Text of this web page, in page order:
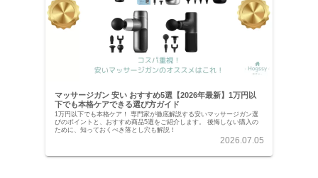
マッサージガン 安い おすすめ5選【2026年最新】1万円以
下でも本格ケアできる選び方ガイド
1万円以下でも本格ケア！ 専門家が徹底解説する安いマッサージガン選
びのポイントと、おすすめ商品5選をご紹介します。 後悔しない購入の
ために、知っておくべき落とし穴も解説！
2026.07.05